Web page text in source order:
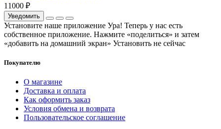
11000 ₽
Уведомить
Установите наше приложение Ура! Теперь у нас есть
собственное приложение. Нажмите «поделиться» и затем
«добавить на домашний экран» Установить не сейчас
Покупателю
О магазине
Доставка и оплата
Как оформить заказ
Условия обмена и возврата
Пользовательское соглашение